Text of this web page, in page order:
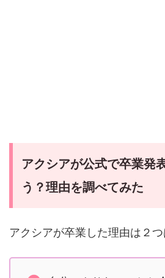
アクシアが公式で卒業発
う？理由を調べてみた
アクシアが卒業した理由は２つ